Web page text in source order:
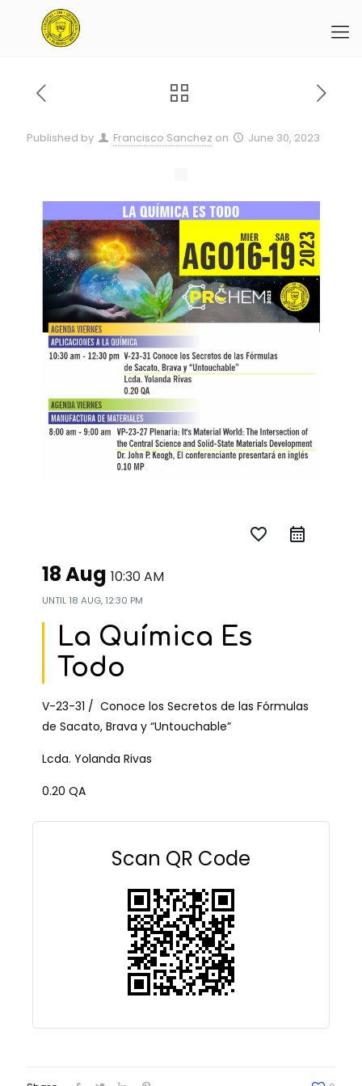
Published by Francisco Sanchez on June 30, 2023
favorite_border
18 Aug 10:30 AM
UNTIL 18 AUG, 12:30 PM
La Química Es
Todo
V-23-31 / Conoce los Secretos de las Fórmulas
de Sacato, Brava y “Untouchable”
Lcda. Yolanda Rivas
0.20 QA
Scan QR Code